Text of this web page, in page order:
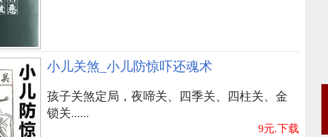
，何妨吟啸且徐行。
，谁怕，一蓑烟雨任平生。
酒醒，微冷，山上斜照却相迎。
处，结业，也无风吹雨打也无晴。
会遭遇很多窘境，越发风雨萧瑟的那时候，更要把心放开，笑着说
小儿关煞_小儿防惊吓还魂术
孩子关煞定局，夜啼关、四季关、四柱关、金
锁关......
9元.下载